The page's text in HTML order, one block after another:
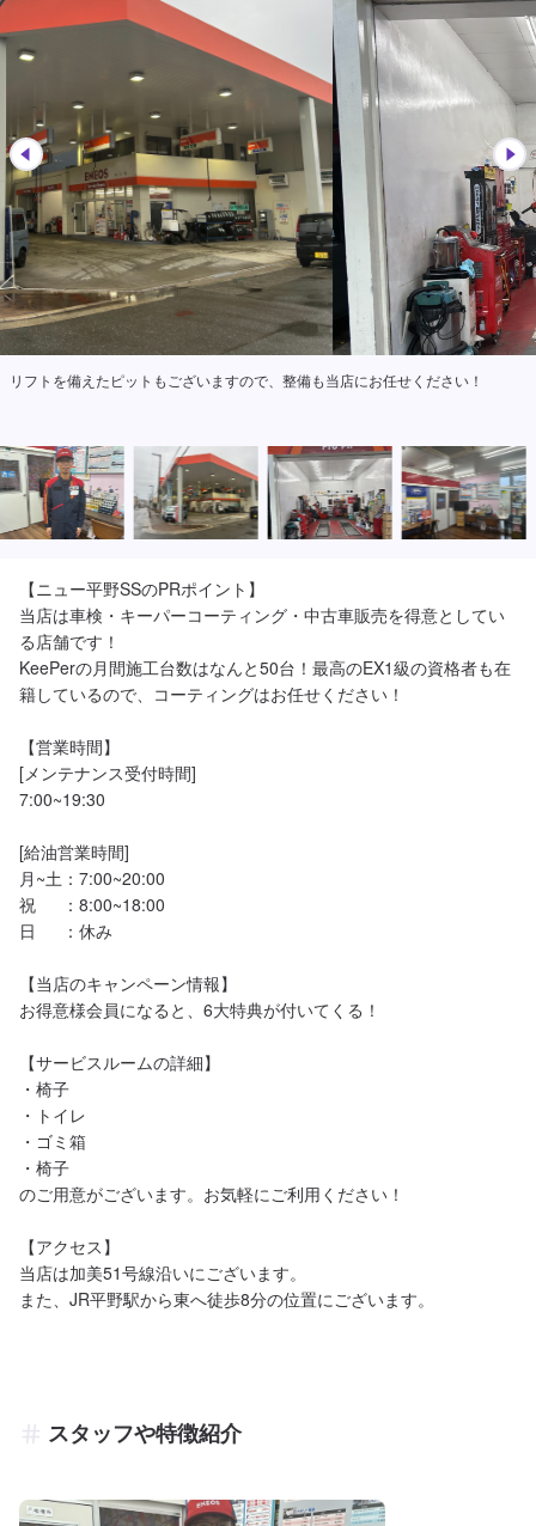
リフトを備えたピットもございますので、整備も当店にお任せください！
【ニュー平野SSのPRポイント】
当店は車検・キーパーコーティング・中古車販売を得意としてい
る店舗です！
KeePerの月間施工台数はなんと50台！最高のEX1級の資格者も在
籍しているので、コーティングはお任せください！
【営業時間】
[メンテナンス受付時間]
7:00~19:30
[給油営業時間]
月~土：7:00~20:00
祝　  ：8:00~18:00
日　  ：休み
【当店のキャンペーン情報】
お得意様会員になると、6大特典が付いてくる！
【サービスルームの詳細】
・椅子
・トイレ
・ゴミ箱
・椅子
のご用意がございます。お気軽にご利用ください！
【アクセス】
当店は加美51号線沿いにございます。
また、JR平野駅から東へ徒歩8分の位置にございます。
スタッフや特徴紹介